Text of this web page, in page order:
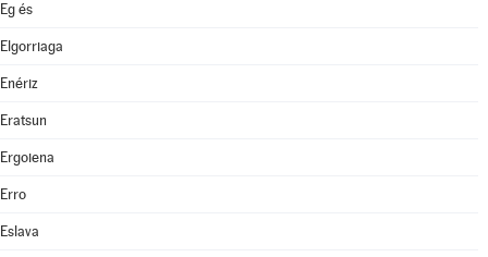
Eg és
Elgorriaga
Enériz
Eratsun
Ergoiena
Erro
Eslava